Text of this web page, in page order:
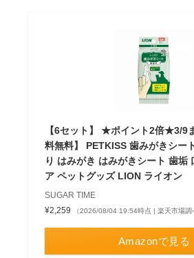
【6セット】 ★ポイント2倍★3/9
料無料】 PETKISS 歯みがきシー
り はみがき はみがきシート 歯垢
ア ペットグッズ LION ライオン
SUGAR TIME
¥2,259
（2026/08/04 19:54時点 | 楽天市場調
Amazonで見る